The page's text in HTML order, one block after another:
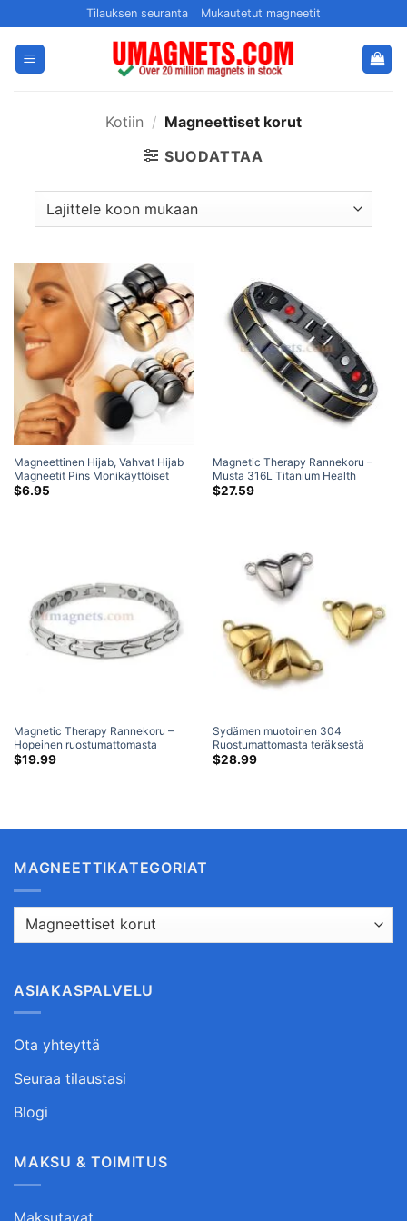
sisältöön
Tilauksen seuranta Mukautetut magneetit
Kotiin / Magneettiset korut
SUODATTAA
Magneettinen Hijab, Vahvat Hijab
Magneetit Pins Monikäyttöiset
Huivimagneetit Naisille Tytöille
$6.95
Magnetic Therapy Rannekoru –
Musta 316L Titanium Health
ruostumattomasta teräksestä
$27.59
Magnetic Therapy Rannekoru –
Hopeinen ruostumattomasta
teräksestä valmistettu
$19.99
Sydämen muotoinen 304
Ruostumattomasta teräksestä
tehdyt magneettiset
$28.99
MAGNEETTIKATEGORIAT
ASIAKASPALVELU
Ota yhteyttä
Seuraa tilaustasi
Blogi
MAKSU & TOIMITUS
Maksutavat